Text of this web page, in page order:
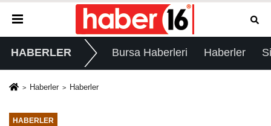
HABERLER Bursa Haberleri Haberler
Haberler Haberler
HABERLER